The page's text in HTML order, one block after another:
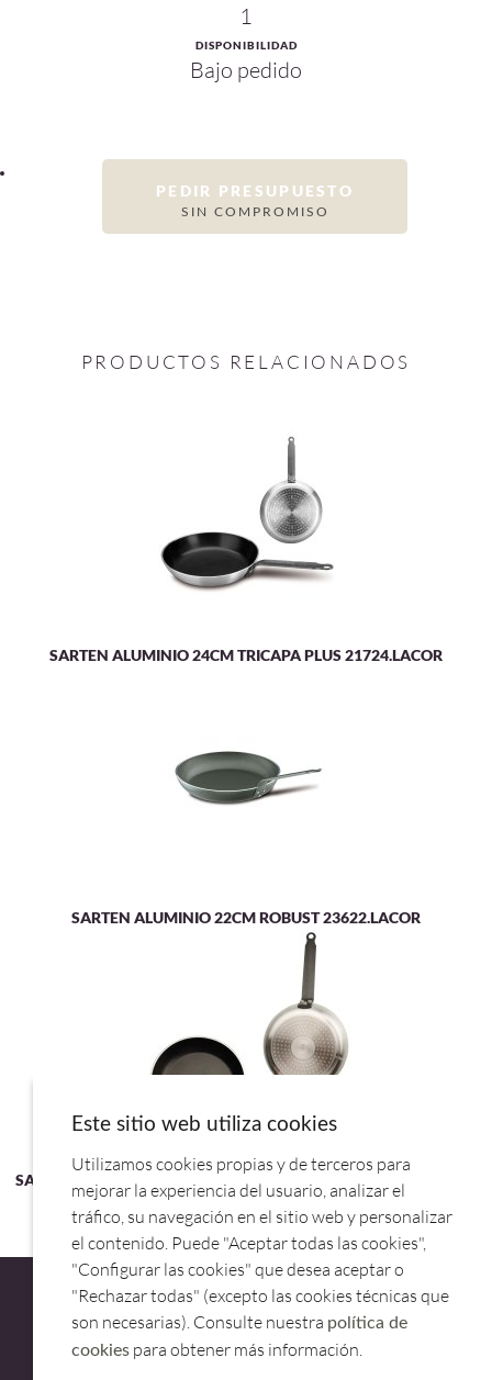
1
DISPONIBILIDAD
Bajo pedido
PEDIR PRESUPUESTO
SIN COMPROMISO
PRODUCTOS RELACIONADOS
SARTEN ALUMINIO 24CM TRICAPA PLUS 21724.LACOR
SARTEN ALUMINIO 22CM ROBUST 23622.LACOR
SARTEN ALUMINIO 28CM PROFESIONAL/INDUCCION.SANTELOI
Este sitio web utiliza cookies
Utilizamos cookies propias y de terceros para
mejorar la experiencia del usuario, analizar el
tráfico, su navegación en el sitio web y personalizar
el contenido. Puede "Aceptar todas las cookies",
"Configurar las cookies" que desea aceptar o
"Rechazar todas" (excepto las cookies técnicas que
son necesarias). Consulte nuestra política de
cookies para obtener más información.